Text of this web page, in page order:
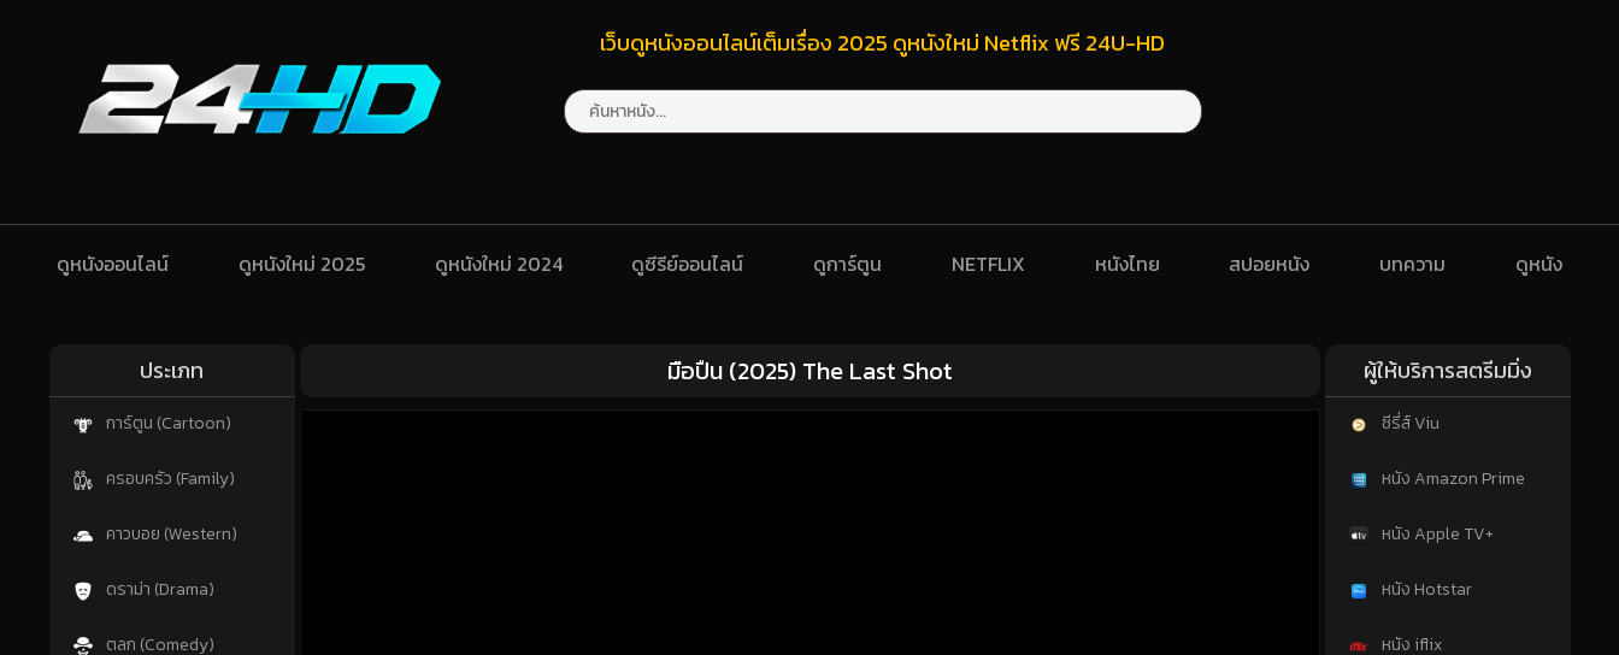
เว็บดูหนังออนไลน์เต็มเรื่อง 2025 ดูหนังใหม่ Netflix ฟรี 24U-HD
ดูหนังออนไลน์ ดูหนังใหม่ 2025 ดูหนังใหม่ 2024 ดูซีรีย์ออนไลน์ ดูการ์ตูน NETFLIX หนังไทย สปอยหนัง บทความ ดูหนัง
ประเภท
การ์ตูน (Cartoon)
ครอบครัว (Family)
คาวบอย (Western)
ดราม่า (Drama)
ตลก (Comedy)
มือปืน (2025) The Last Shot ผู้ให้บริการสตรีมมิ่ง
ซีรี่ส์ Viu
หนัง Amazon Prime
หนัง Apple TV+
หนัง Hotstar
หนัง iflix